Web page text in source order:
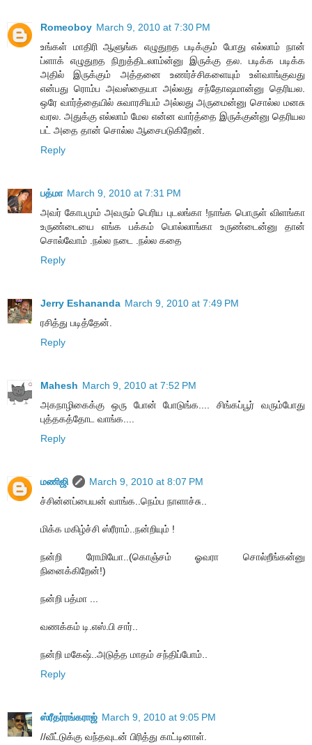
Romeoboy March 9, 2010 at 7:30 PM
உங்கள் மாதிரி ஆளுங்க எழுதுறத படிக்கும் போது எல்லாம் நான்
ப்ளாக் எழுதுறத நிறுத்திடலாம்ன்னு இருக்கு தல. படிக்க படிக்க
அதில் இருக்கும் அத்தனை உணர்ச்சிகளையும் உள்வாங்குவது
என்பது ரொம்ப அவஸ்தையா அல்லது சந்தோஷமான்னு தெரியல.
ஒரே வார்த்தையில் சுவாரசியம் அல்லது அருமைன்னு சொல்ல மனசு
வரல. அதுக்கு எல்லாம் மேல என்ன வார்த்தை இருக்குன்னு தெரியல
பட் அதை தான் சொல்ல ஆசைபடுகிறேன்.
Reply
பத்மா March 9, 2010 at 7:31 PM
அவர் கோபமும் அவரும் பெரிய புடலங்கா !நாங்க பொருள் விளங்கா
உருண்டையை எங்க பக்கம் பொல்லாங்கா உருண்டைன்னு தான்
சொல்வோம் .நல்ல நடை .நல்ல கதை
Reply
Jerry Eshananda March 9, 2010 at 7:49 PM
ரசித்து படித்தேன்.
Reply
Mahesh March 9, 2010 at 7:52 PM
அகநாழிகைக்கு ஒரு போன் போடுங்க.... சிங்கப்பூர் வரும்போது
புத்தகத்தோட வாங்க....
Reply
மணிஜி
March 9, 2010 at 8:07 PM
ச்சின்னப்பையன் வாங்க..நெம்ப நாளாச்சு..
மிக்க மகிழ்ச்சி ஸ்ரீராம்..நன்றியும் !
நன்றி ரோமியோ..(கொஞ்சம் ஓவரா சொல்றீங்கன்னு
நினைக்கிறேன்!)
நன்றி பத்மா ...
வணக்கம் டி.எஸ்.பி சார்..
நன்றி மகேஷ்..அடுத்த மாதம் சந்திப்போம்..
Reply
ஸ்ரீதர்ரங்கராஜ் March 9, 2010 at 9:05 PM
//வீட்டுக்கு வந்தவுடன் பிரித்து காட்டினாள்.